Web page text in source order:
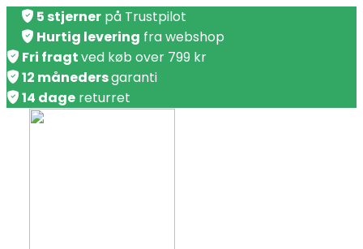
5 stjerner på Trustpilot
Hurtig levering fra webshop
Fri fragtved køb over 799 kr
12 månedersgaranti
14 dage returret